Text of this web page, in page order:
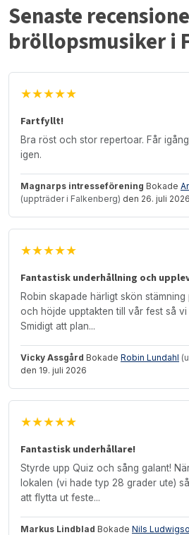
Senaste
bröllopsmusiker i
★★★★★
Fartfyllt!
Bra röst och stor repertoar. Får
igen.
Magnarps intresseförening Bokade
(uppträder i Falkenberg) den 26. juli 2026
★★★★★
Fantastisk underhållning och
Robin skapade härligt skön
och höjde upptakten till vår fest så
Smidigt att plan...
Vicky Assgård Bokade Robin Lundahl
den 19. juli 2026
★★★★★
Fantastisk underhållare!
Styrde upp Quiz och sång galant!
lokalen (vi hade typ 28 grader ute)
att flytta ut feste...
Markus Lindblad Bokade Nils